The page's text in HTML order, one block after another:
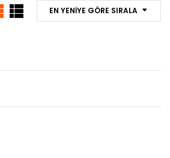
EN YENIYE GÖRE SIRALA